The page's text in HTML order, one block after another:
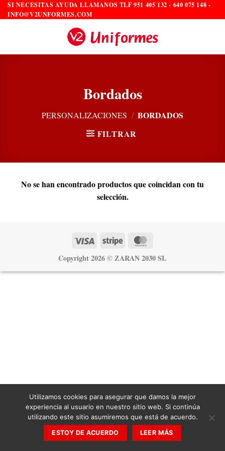
Saltar
al
SI NECESITAS AYUDA LLAMANOS TLF 951 405 132 - 640 075 148 -
INFO@V2UNFORMES.COM
Bordados
PERSONALIZACIONES / BORDADOS
FILTRAR
No se han encontrado productos que coincidan con tu
selección.
Visa Stripe
Copyright 2026 ©ZARAN 2030 SL
Utilizamos cookies para asegurar que damos la mejor
experiencia al usuario en nuestro sitio web. Si continúa
utilizando este sitio asumiremos que está de acuerdo.
ESTOY DE ACUERDO LEER MÁS